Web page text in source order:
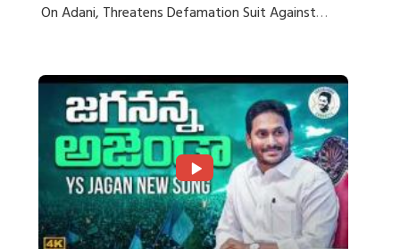
On Adani, Threatens Defamation Suit Against